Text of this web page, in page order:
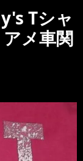
Tシャ
メ車関